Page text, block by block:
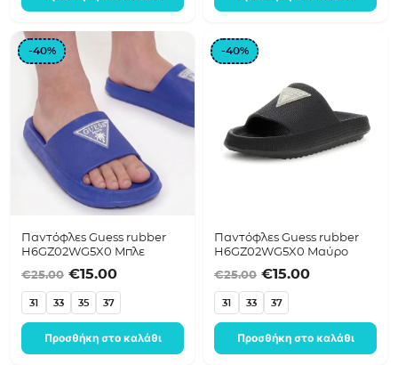
-40%
Παντόφλες Guess rubber
H6GZ02WG5X0 Μπλε
€25.00 Original price was: €25.00.
€15.00Η τρέχουσα τιμή είναι: €15.00.
31 33 35 37
Προσθήκη στο καλάθι
-40%
Παντόφλες Guess rubber
H6GZ02WG5X0 Μαύρο
€25.00 Original price
€15.00Η τρέχουσα
31 33 37
Προσθήκη στο καλάθι